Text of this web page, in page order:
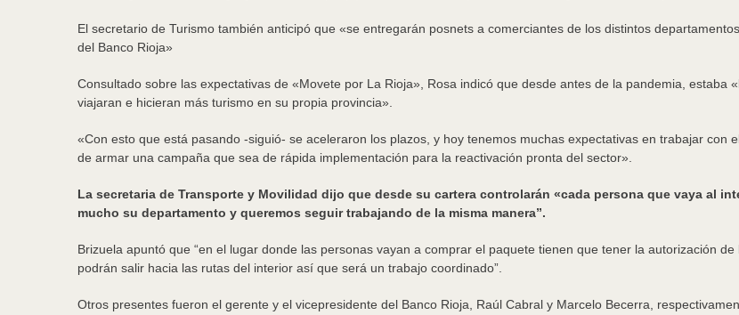
El secretario de Turismo también anticipó que «se entregarán posnets a comerciantes de los distintos
del Banco Rioja»
Consultado sobre las expectativas de «Movete por La Rioja», Rosa indicó que desde antes de la pandemia, estaba
viajaran e hicieran más turismo en su propia provincia».
«Con esto que está pasando -siguió- se aceleraron los plazos, y hoy tenemos muchas expectativas en trabajar
de armar una campaña que sea de rápida implementación para la reactivación pronta del sector».
La secretaria de Transporte y Movilidad dijo que desde su cartera controlarán «cada persona que vaya al
mucho su departamento y queremos seguir trabajando de la misma manera”.
Brizuela apuntó que “en el lugar donde las personas vayan a comprar el paquete tienen que tener la autorización
podrán salir hacia las rutas del interior así que será un trabajo coordinado”.
Otros presentes fueron el gerente y el vicepresidente del Banco Rioja, Raúl Cabral y Marcelo Becerra,